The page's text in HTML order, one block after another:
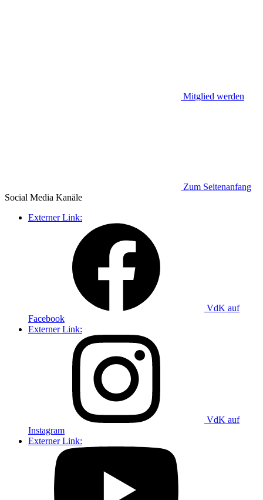
Mitglied werden
Zum Seitenanfang
Social Media Kanäle
Externer Link:
VdK auf
Facebook
Externer Link:
VdK auf
Instagram
Externer Link: